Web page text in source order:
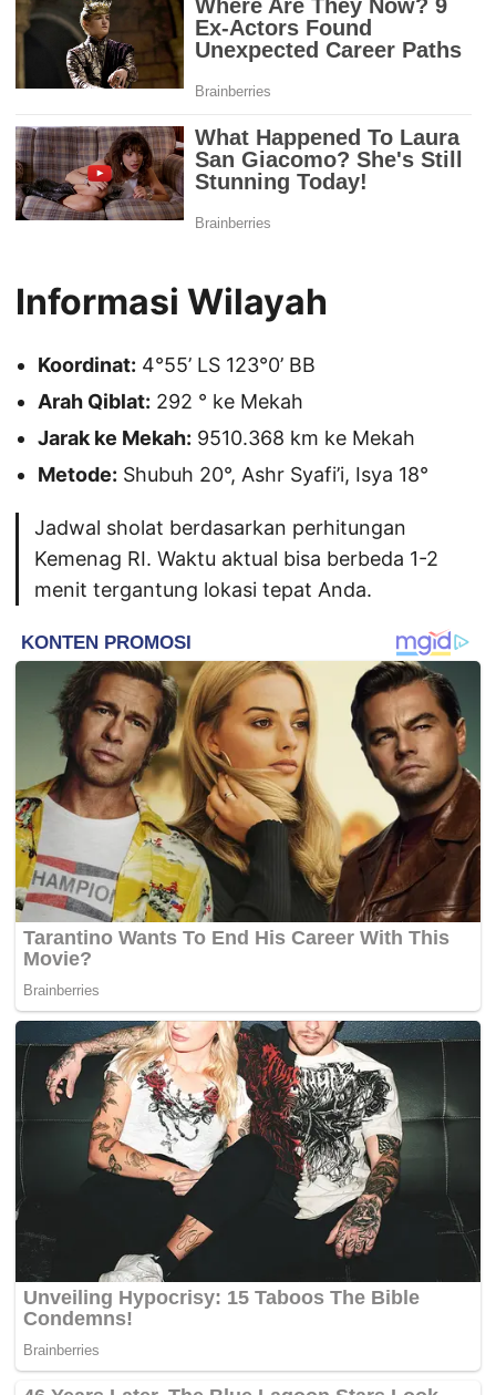
Informasi Wilayah
Koordinat: 4°55’ LS 123°0’ BB
Arah Qiblat: 292 ° ke Mekah
Jarak ke Mekah: 9510.368 km ke Mekah
Metode: Shubuh 20°, Ashr Syafi’i, Isya 18°
Jadwal sholat berdasarkan perhitungan
Kemenag RI. Waktu aktual bisa berbeda 1-2
menit tergantung lokasi tepat Anda.